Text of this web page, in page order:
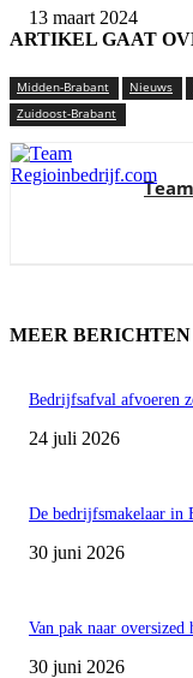
13 maart 2024
ARTIKEL GAAT
Midden-Brabant Nieuws
Zuidoost-Brabant
MEER BERICHTEN
Bedrijfsafval afvoeren
24 juli 2026
De bedrijfsmakelaar in
30 juni 2026
Van pak naar
30 juni 2026